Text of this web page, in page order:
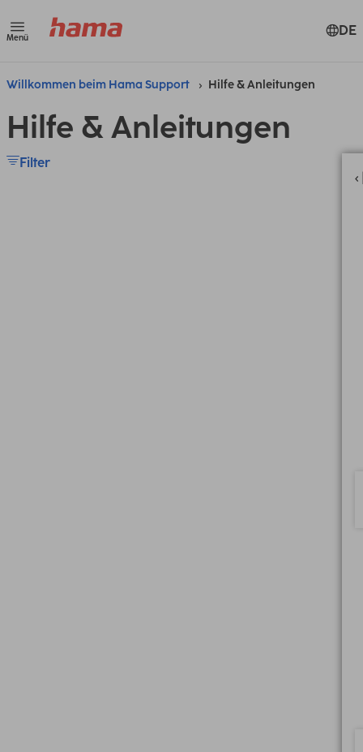
Menü DE
Willkommen beim Hama Support Hilfe & Anleitungen
Hilfe & Anleitungen
Filter